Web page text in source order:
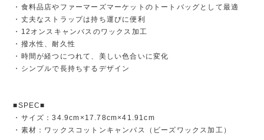
・食料品店やファーマーズマーケットのトートバッグとして最適
・丈夫なストラップは持ち運びに便利
・12オンスキャンバスのワックス加工
・撥水性、耐久性
・時間が経つにつれて、美しい色合いに変化
・シンプルで長持ちするデザイン
■SPEC■
・サイズ：34.9cm×17.78cm×41.91cm
・素材：ワックスコットンキャンバス（ビーズワックス加工）